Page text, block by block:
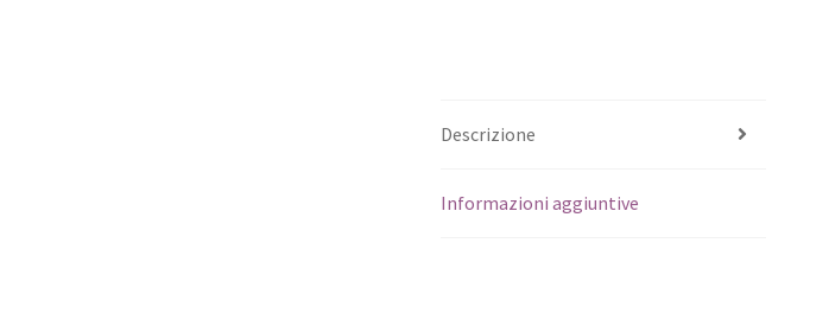
Descrizione
Informazioni aggiuntive